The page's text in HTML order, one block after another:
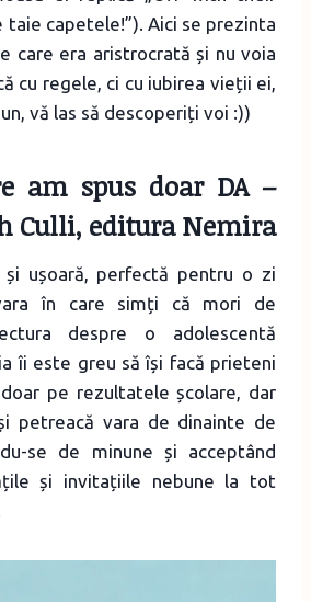
taie capetele!”). Aici se prezinta
care era aristrocrată și nu voia
cu regele, ci cu iubirea vieții ei,
vă las să descoperiți voi :))
am spus doar DA–
Culli, editura Nemira
și ușoară, perfectă pentru o zi
în care simți că mori de
despre o adolescentă
îi este greu să își facă prieteni
pe rezultatele școlare, dar
petreacă vara de dinainte de
se de minune și acceptând
și invitațiile nebune la tot